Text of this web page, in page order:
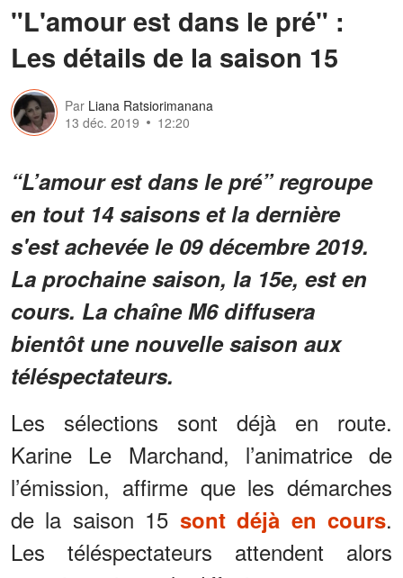
"L'amour est dans le pré" :
Les détails de la saison 15
Par Liana Ratsiorimanana
13 déc. 2019
12:20
“L’amour est dans le pré” regroupe
en tout 14 saisons et la dernière
s'est achevée le 09 décembre 2019.
La prochaine saison, la 15e, est en
cours. La chaîne M6 diffusera
bientôt une nouvelle saison aux
téléspectateurs.
Les sélections sont déjà en route.
Karine Le Marchand, l’animatrice de
l’émission, affirme que les démarches
de la saison 15 sont déjà en cours.
Les téléspectateurs attendent alors